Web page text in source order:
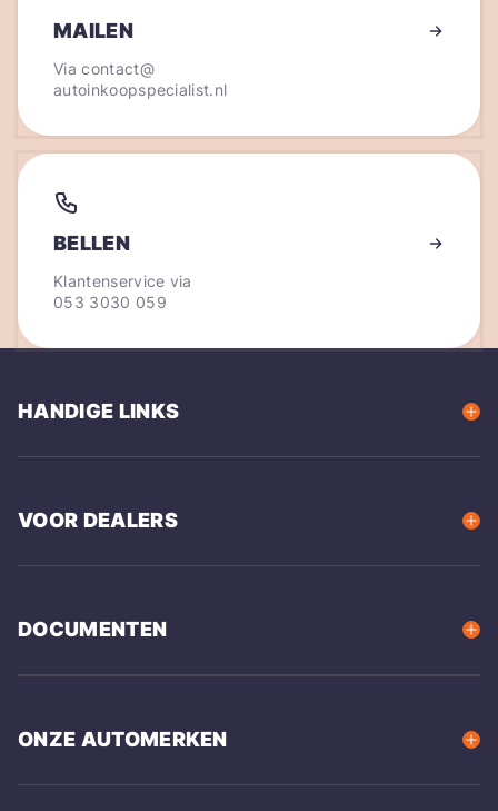
MAILEN
Viacontact@
autoinkoopspecialist.nl
BELLEN
Klantenservice via
053 3030 059
HANDIGE LINKS
VOOR DEALERS
DOCUMENTEN
ONZE AUTOMERKEN